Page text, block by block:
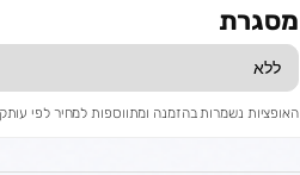
מסגרת
האופציות נשמרות בהזמנה ומתווספות למחיר לפי